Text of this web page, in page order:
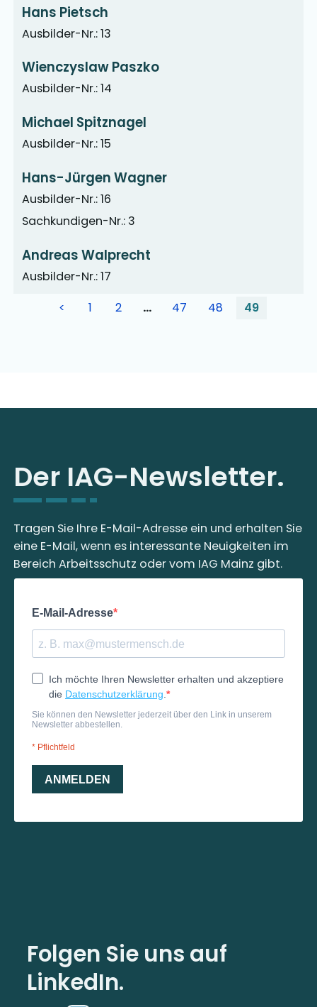
Hans Pietsch
Ausbilder-Nr.: 13
Wienczyslaw Paszko
Ausbilder-Nr.: 14
Michael Spitznagel
Ausbilder-Nr.: 15
Hans-Jürgen Wagner
Ausbilder-Nr.: 16
Sachkundigen-Nr.: 3
Andreas Walprecht
Ausbilder-Nr.: 17
<
1 2 … 47 48 49
Der IAG-Newsletter.
Tragen Sie Ihre E-Mail-Adresse ein und erhalten Sie
eine E-Mail, wenn es interessante Neuigkeiten im
Bereich Arbeitsschutz oder vom IAG Mainz gibt.
Folgen Sie uns auf
LinkedIn.